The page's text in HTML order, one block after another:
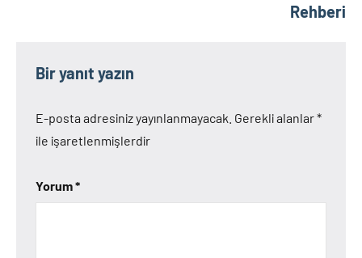
Rehberi
Bir yanıt yazın
E-posta adresiniz yayınlanmayacak. Gerekli alanlar*
ile işaretlenmişlerdir
Yorum*